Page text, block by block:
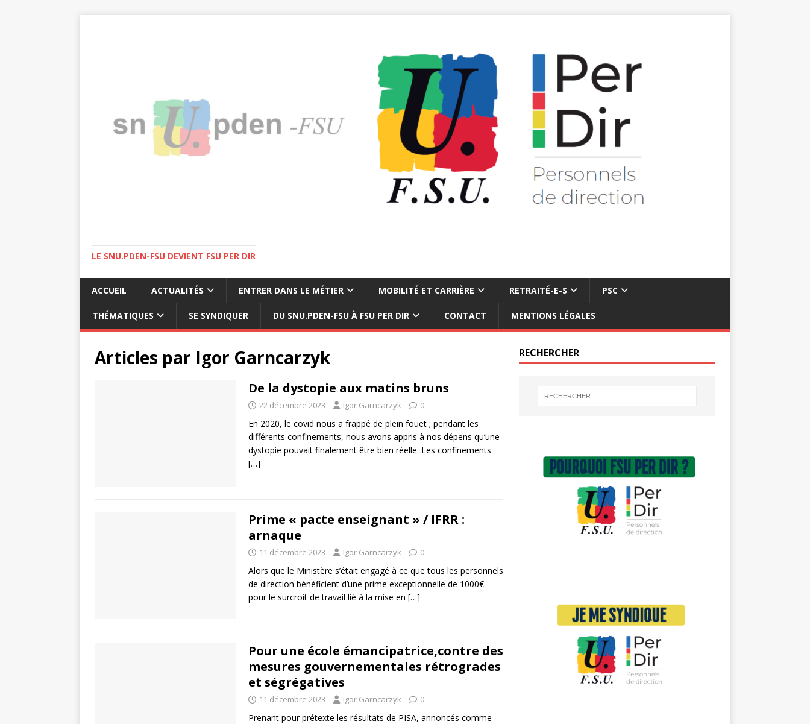
LE SNU.PDEN-FSU DEVIENT FSU PER DIR
ACCUEIL ACTUALITÉS ENTRER DANS LE MÉTIER MOBILITÉ ET CARRIÈRE RETRAITÉ-E-S PSC
THÉMATIQUES SE SYNDIQUER DU SNU.PDEN-FSU À FSU PER DIR CONTACT MENTIONS LÉGALES
Articles par Igor Garncarzyk
De la dystopie aux matins bruns
22 décembre 2023 Igor Garncarzyk 0
En 2020, le covid nous a frappé de plein fouet ; pendant les
différents confinements, nous avons appris à nos dépens qu’une
dystopie pouvait finalement être bien réelle. Les confinements
[…]
Prime « pacte enseignant » / IFRR :
arnaque
11 décembre 2023 Igor Garncarzyk 0
Alors que le Ministère s’était engagé à ce que tous les personnels
de direction bénéficient d’une prime exceptionnelle de 1000€
pour le surcroit de travail lié à la mise en […]
Pour une école émancipatrice,contre des
mesures gouvernementales rétrogrades
et ségrégatives
11 décembre 2023 Igor Garncarzyk 0
Prenant pour prétexte les résultats de PISA, annoncés comme
RECHERCHER